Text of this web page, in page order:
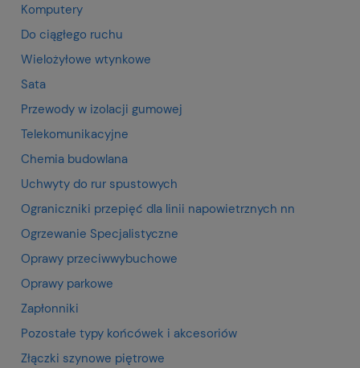
Komputery
Do ciągłego ruchu
Wielożyłowe wtynkowe
Sata
Przewody w izolacji gumowej
Telekomunikacyjne
Chemia budowlana
Uchwyty do rur spustowych
Ograniczniki przepięć dla linii napowietrznych nn
Ogrzewanie Specjalistyczne
Oprawy przeciwwybuchowe
Oprawy parkowe
Zapłonniki
Pozostałe typy końcówek i akcesoriów
Złączki szynowe piętrowe